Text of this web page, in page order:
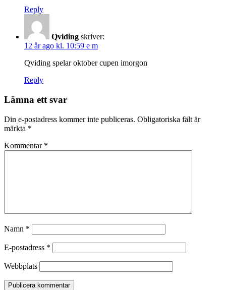
Reply
Qviding skriver:
12 år ago kl. 10:59 e m
Qviding spelar oktober cupen imorgon
Reply
Lämna ett svar
Din e-postadress kommer inte publiceras. Obligatoriska fält är
märkta *
Kommentar *
Namn *
E-postadress *
Webbplats